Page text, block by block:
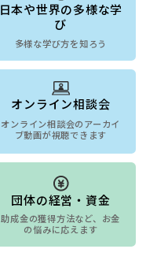
日本や世界の多様な学
び
多様な学び方を知ろう
オンライン相談会
オンライン相談会のアーカイ
ブ動画が視聴できます
団体の経営・資金
助成金の獲得方法など、お金
の悩みに応えます